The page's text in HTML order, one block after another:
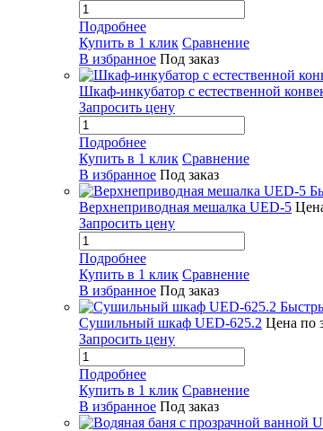
Подробнее
Купить в 1 клик Сравнение
В избранное Под заказ
Шкаф-инкубатор с естественной
Запросить цену
Подробнее
Купить в 1 клик Сравнение
В избранное Под заказ
Верхнеприводная мешалка UED-5
Запросить цену
Подробнее
Купить в 1 клик Сравнение
В избранное Под заказ
Сушильный шкаф UED-625.2 Цена по
Запросить цену
Подробнее
Купить в 1 клик Сравнение
В избранное Под заказ